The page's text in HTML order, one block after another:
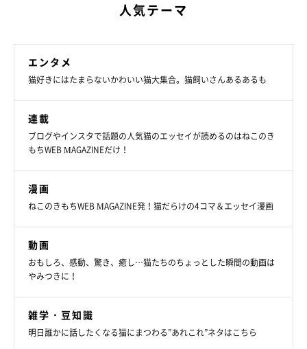
人気テーマ
エンタメ
猫好きにはたまらないかわいい猫大集合。猫飼いさんあるあるも
連載
ブログやインスタで話題の人気猫のエッセイが読めるのはねこのき
もちWEB MAGAZINEだけ！
漫画
ねこのきもちWEB MAGAZINE発！猫だらけの4コマ＆エッセイ漫画
動画
おもしろ、感動、驚き、癒し…猫たちのちょっとした瞬間の動画は
やみつきに！
雑学・豆知識
明日誰かに話したくなる猫にまつわる”あれこれ”ネタはこちら